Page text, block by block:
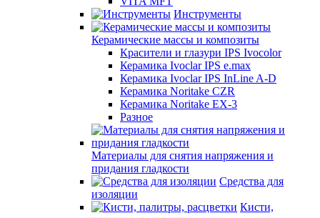
Инструменты
Керамические массы и композиты
Красители и глазури IPS Ivocolor
Керамика Ivoclar IPS e.max
Керамика Ivoclar IPS InLine A-D
Керамика Noritake CZR
Керамика Noritake EX-3
Разное
Материалы для снятия напряжения и
придания гладкости
Средства для
изоляции
Кисти,